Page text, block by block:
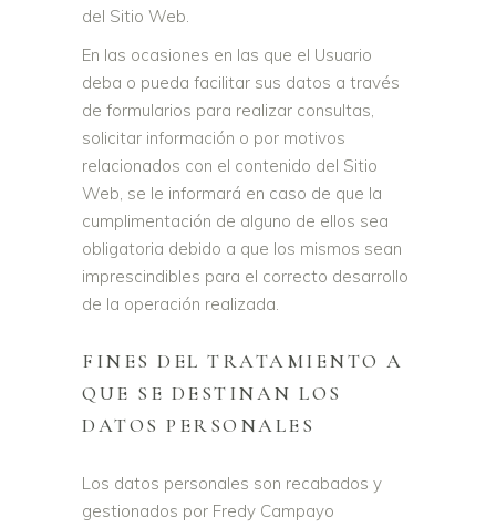
del Sitio Web.
En las ocasiones en las que el Usuario
deba o pueda facilitar sus datos a través
de formularios para realizar consultas,
solicitar información o por motivos
relacionados con el contenido del Sitio
Web, se le informará en caso de que la
cumplimentación de alguno de ellos sea
obligatoria debido a que los mismos sean
imprescindibles para el correcto desarrollo
de la operación realizada.
FINES DEL TRATAMIENTO A
QUE SE DESTINAN LOS
DATOS PERSONALES
Los datos personales son recabados y
gestionados por Fredy Campayo